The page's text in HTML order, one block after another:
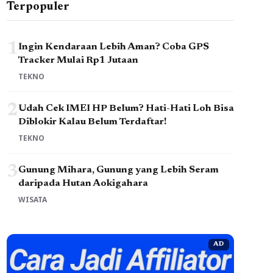
Terpopuler
1Ingin Kendaraan Lebih Aman? Coba GPS
Tracker Mulai Rp1 Jutaan
TEKNO
2Udah Cek IMEI HP Belum? Hati-Hati Loh Bisa
Diblokir Kalau Belum Terdaftar!
TEKNO
3Gunung Mihara, Gunung yang Lebih Seram
daripada Hutan Aokigahara
WISATA
AD